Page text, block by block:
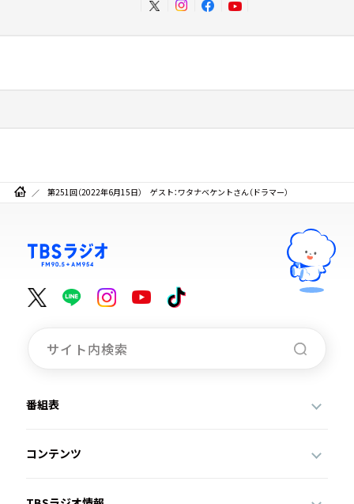
第251回（2022年6月15日） ゲスト：ワタナベケントさん（ドラマー）
番組表
コンテンツ